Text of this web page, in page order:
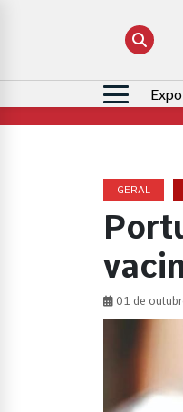
Pesquisar
por:
GERAL
01 de